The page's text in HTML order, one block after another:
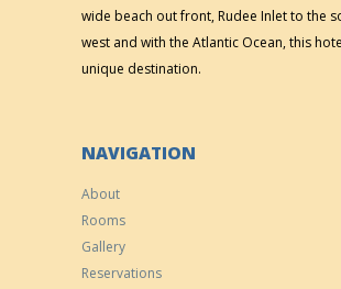
wide beach out front, Rudee Inlet to the
west and with the Atlantic Ocean, this
unique destination.
NAVIGATION
About
Rooms
Gallery
Reservations